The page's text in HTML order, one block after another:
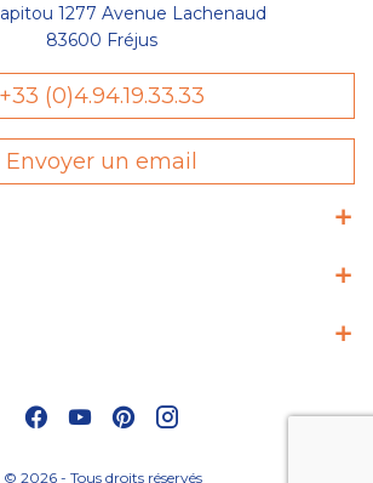
1277 Avenue Lachenaud
83600 Fréjus
+33 (0)4.94.19.33.33
Envoyer un email
2026 - Tous droits réservés